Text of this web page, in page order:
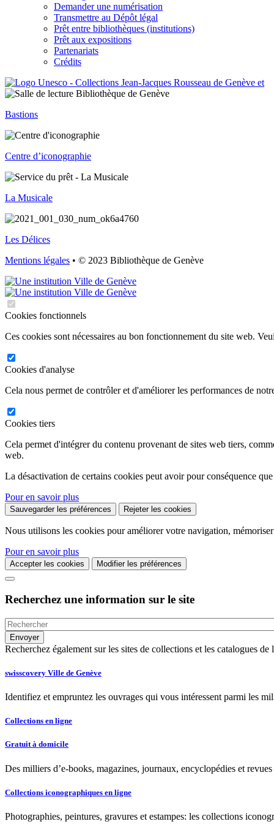
Demander une numérisation
Transmettre au Dépôt légal
Prêt entre bibliothèques (institutions)
Prêt aux expositions
Partenariats
Crédits
Bastions
Centre d’iconographie
La Musicale
Les Délices
Mentions légales • © 2023 Bibliothèque de Genève
Cookies fonctionnels
Ces cookies sont nécessaires au bon fonctionnement du site web.
Cookies d'analyse
Cela nous permet de contrôler et d'améliorer les performances de
Cookies tiers
Cela permet d'intégrer du contenu provenant de sites web tiers,
web.
La désactivation de certains cookies peut avoir pour conséquence
Pour en savoir plus
Sauvegarder les préférences Rejeter les cookies
Nous utilisons les cookies pour améliorer votre navigation,
Pour en savoir plus
Accepter les cookies Modifier les préférences
Recherchez une information sur le site
Recherchez également sur les sites de collections et les catalogues
swisscovery Ville de Genève
Identifiez et empruntez les ouvrages qui vous intéressent parmi les
Collections en ligne
Gratuit à domicile
Des milliers d’e-books, magazines, journaux, encyclopédies et
Collections iconographiques en ligne
Photographies, peintures, gravures et estampes: les collections